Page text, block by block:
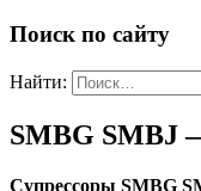
Поиск по сайту
Найти:
SMBG SMBJ
Супрессоры SMBG